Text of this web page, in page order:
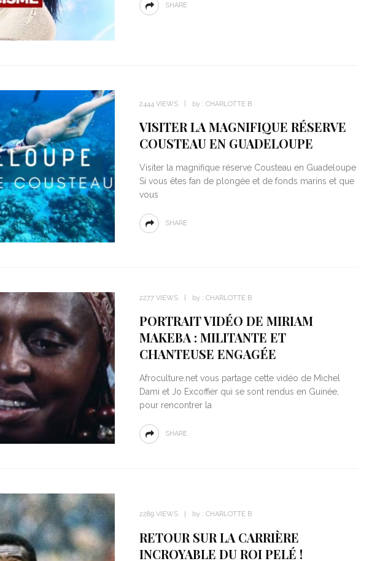
SHARE
2444 VIEWS by : CHARLOTTE B
VISITER LA MAGNIFIQUE RÉSERVE
COUSTEAU EN GUADELOUPE
Visiter la magnifique réserve Cousteau en Guadeloupe
Si vous êtes fan de plongée et de fonds marins et que
vous
SHARE
2277 VIEWS by : CHARLOTTE B
PORTRAIT VIDÉO DE MIRIAM
MAKEBA : MILITANTE ET
CHANTEUSE ENGAGÉE
Afroculture.net vous partage cette vidéo de Michel
Dami et Jo Excoffier qui se sont rendus en Guinée,
pour rencontrer la
SHARE
2289 VIEWS by : CHARLOTTE B
RETOUR SUR LA CARRIÈRE
INCROYABLE DU ROI PELÉ !
BOUTIQUE EN LIGNE VOIR ICI